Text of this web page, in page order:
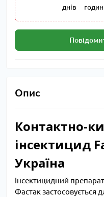
днів годин
Опис
Контактно-
інсектицид
Україна
Інсектицидний
Фастак застосовується